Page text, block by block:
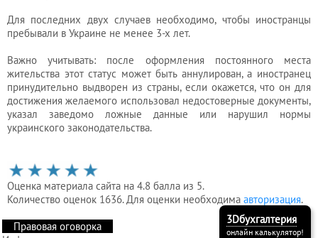
Для последних двух случаев необходимо, чтобы иностранцы
пребывали в Украине не менее 3-х лет.
Важно учитывать: после оформления постоянного места
жительства этот статус может быть аннулирован, а иностранец
принудительно выдворен из страны, если окажется, что он для
достижения желаемого использовал недостоверные документы,
указал заведомо ложные данные или нарушил нормы
украинского законодательства.
Оценка материала сайта на 4.8 балла из 5.
Количество оценок 1636. Для оценки необходима авторизация.
3Dбухгалтерия
онлайн калькулятор!
Правовая оговорка